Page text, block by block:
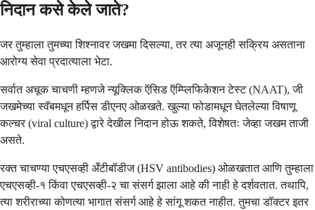
निदान कसे केले जाते?
जर तुम्हाला तुमच्या शिश्नावर जखमा दिसल्या, तर त्या अजूनही सक्रिय असताना
आरोग्य सेवा प्रदात्याला भेटा.
सर्वात अचूक चाचणी म्हणजे न्यूक्लिक ऍसिड ऍम्प्लिफिकेशन टेस्ट (NAAT), जी
जखमेच्या स्वॅबमधून हर्पिस डीएनए ओळखते. खुल्या फोडामधून घेतलेल्या विषाणू
कल्चर (viral culture) द्वारे देखील निदान होऊ शकते, विशेषतः जेव्हा जखम ताजी
असते.
रक्त चाचण्या एचएसव्ही अँटीबॉडीज (HSV antibodies) ओळखतात आणि तुम्हाला
एचएसव्ही-१ किंवा एचएसव्ही-२ चा संसर्ग झाला आहे की नाही हे दर्शवतात. तथापि,
त्या शरीराच्या कोणत्या भागात संसर्ग आहे हे सांगू शकत नाहीत. तुमचा डॉक्टर इतर